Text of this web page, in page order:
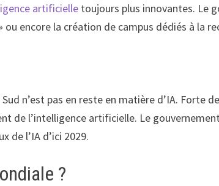
artificielle toujours plus innovantes. Le
encore la création de campus dédiés à la
n’est pas en reste en matière d’IA. Forte
de l’intelligence artificielle. Le
de l’IA d’ici 2029.
?